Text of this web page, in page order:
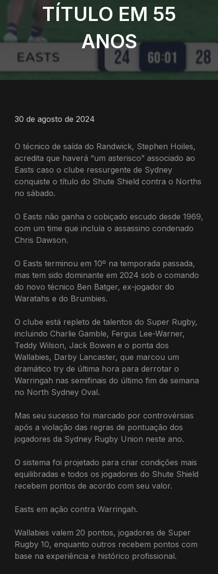
TÍTULO EM 55
ANOS
30 de agosto de 2024
O técnico de saída do Randwick, Stephen Hoiles,
acredita que haverá “um asterisco” associado ao
Easts caso o clube ressurgente de Sydney
conquiste o título do Shute Shield contra o Norths
no sábado.
O Easts não ganha o cobiçado escudo desde 1969,
com um time que incluía o assassino condenado
Chris Dawson.
O Easts terminou em 10º na temporada passada,
mas tem sido dominante em 2024 sob o comando
do novo técnico Ben Batger, ex-jogador do
Waratahs e do Brumbies.
O clube está repleto de talentos do Super Rugby,
incluindo Charlie Gamble, Fergus Lee-Warner,
Teddy Wilson, Jack Bowen e o ponta dos
Wallabies, Darby Lancaster, que marcou um
dramático try de última hora para derrotar o
Warringah nas semifinais do último fim de semana
no North Sydney Oval.
Mas seu sucesso foi marcado por controvérsias
após a violação das regras de pontuação dos
jogadores da Sydney Rugby Union neste ano.
O sistema foi projetado para criar condições mais
equilibradas e todos os jogadores do Shute Shield
recebem pontos de acordo com seu valor.
Easts em ação contra Warringah.
Wallabies valem 20 pontos, jogadores de Super
Rugby 10, enquanto outros recebem pontos com
base na experiência e histórico profissional.